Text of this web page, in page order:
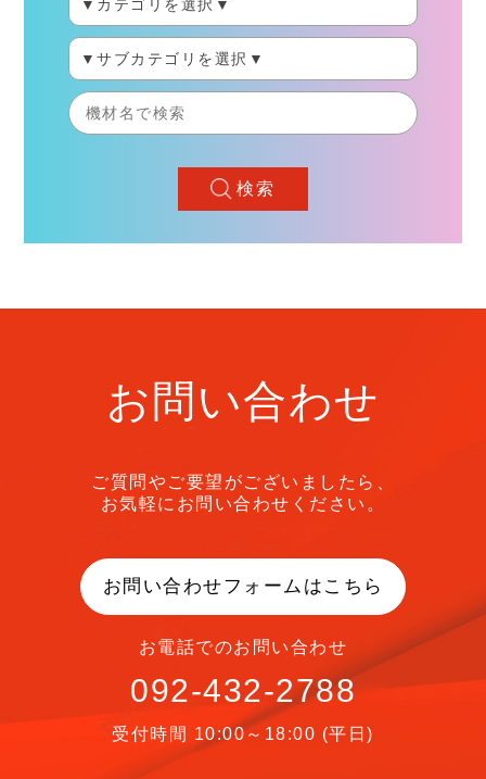
検索
お問い合わせ
ご質問やご要望がございましたら、
お気軽にお問い合わせください。
お問い合わせフォームはこちら
お電話でのお問い合わせ
092-432-2788
受付時間 10:00～18:00 (平日)